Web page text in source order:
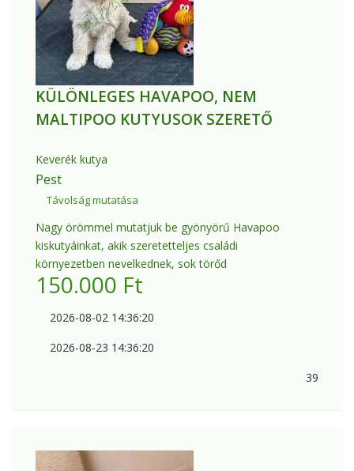
KÜLÖNLEGES HAVAPOO, NEM
MALTIPOO KUTYUSOK SZERETŐ
Keverék kutya
Pest
Távolság mutatása
Nagy örömmel mutatjuk be gyönyörű Havapoo
kiskutyáinkat, akik szeretetteljes családi
környezetben nevelkednek, sok törőd
150.000 Ft
2026-08-02 14:36:20
2026-08-23 14:36:20
39